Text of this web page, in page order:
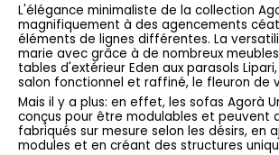
L'élégance minimaliste de la collection
magnifiquement à des agencements
éléments de lignes différentes. La
marie avec grâce à de nombreux
tables d'extérieur Eden aux parasols
salon fonctionnel et raffiné, le fleuron de
Mais il y a plus: en effet, les sofas Agorà
conçus pour être modulables et peuvent
fabriqués sur mesure selon les désirs, en
modules et en créant des structures